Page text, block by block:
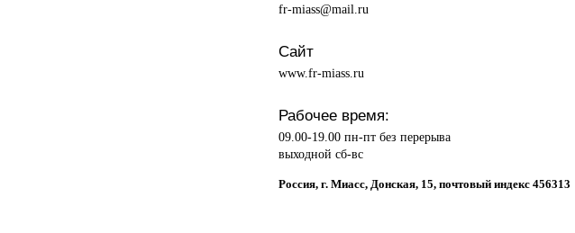
fr-miass@mail.ru
Сайт
www.fr-miass.ru
Рабочее время:
09.00-19.00 пн-пт без перерыва
выходной сб-вс
Россия, г. Миасс, Донская, 15, почтовый индекс 456313